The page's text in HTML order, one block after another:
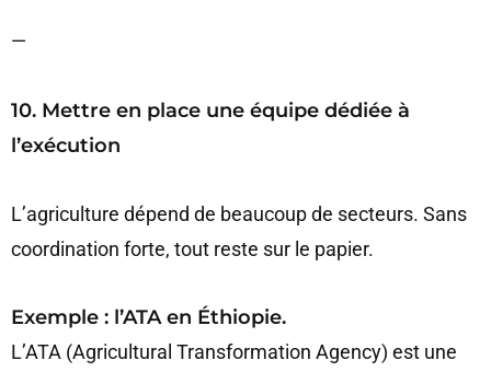
—
10. Mettre en place une équipe dédiée à
l’exécution
L’agriculture dépend de beaucoup de secteurs. Sans
coordination forte, tout reste sur le papier.
Exemple : l’ATA en Éthiopie.
L’ATA (Agricultural Transformation Agency) est une